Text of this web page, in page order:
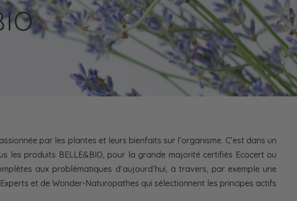
par les plantes et leurs bienfaits sur l’organisme. C’est dans un
les produits BELLE&BIO, pour la grande majorité certifiés Ecocert ou
aux problématiques d’aujourd’hui, à travers, par exemple une
et de Wonder-Naturopathes qui sélectionnent les principes actifs